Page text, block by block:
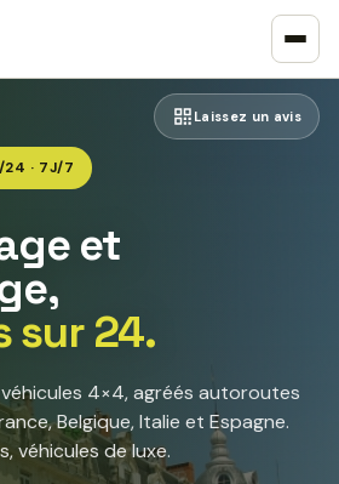
Laissez un avis
24 · 7J/7
et
sur 24.
4×4, agréés autoroutes
Belgique, Italie et Espagne.
véhicules de luxe.